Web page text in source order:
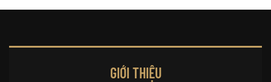
GIỚI THIỆU